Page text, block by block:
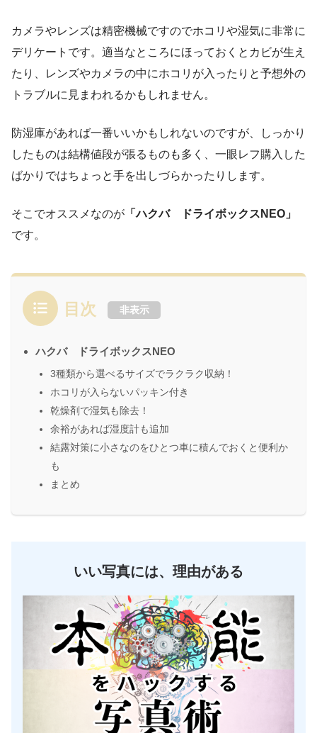
カメラやレンズは精密機械ですのでホコリや湿気に非常に
デリケートです。適当なところにほっておくとカビが生え
たり、レンズやカメラの中にホコリが入ったりと予想外の
トラブルに見まわれるかもしれません。
防湿庫があれば一番いいかもしれないのですが、しっかり
したものは結構値段が張るものも多く、一眼レフ購入した
ばかりではちょっと手を出しづらかったりします。
そこでオススメなのが 「ハクバ ドライボックスNEO」
です。
目次 非表示
ハクバ ドライボックスNEO
3種類から選べるサイズでラクラク収納！
ホコリが入らないパッキン付き
乾燥剤で湿気も除去！
余裕があれば湿度計も追加
結露対策に小さなのをひとつ車に積んでおくと便利か
も
まとめ
いい写真には、理由がある